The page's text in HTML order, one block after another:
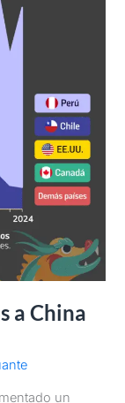
a China
un